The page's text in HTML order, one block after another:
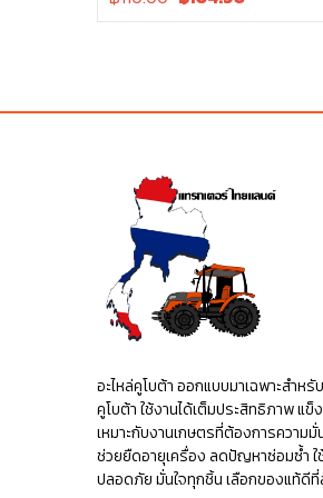
อะไหล่คูโบต้า ออกแบบมาเฉพาะสำหรั
คูโบต้า ใช้งานได้เต็มประสิทธิภาพ แข็
เหมาะกับงานเกษตรที่ต้องการความมั่
ช่วยยืดอายุเครื่อง ลดปัญหาซ่อมซ้ำ ใ
ปลอดภัย มั่นใจทุกชิ้น เลือกของแท้ดีที่